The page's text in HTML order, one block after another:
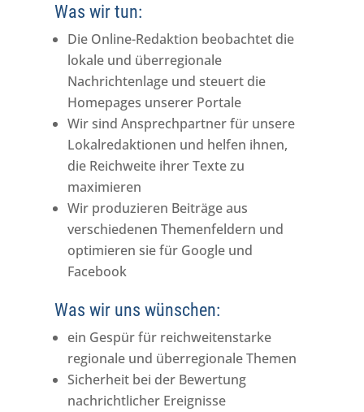
Was wir tun:
Die Online-Redaktion beobachtet die
lokale und überregionale
Nachrichtenlage und steuert die
Homepages unserer Portale
Wir sind Ansprechpartner für unsere
Lokalredaktionen und helfen ihnen,
die Reichweite ihrer Texte zu
maximieren
Wir produzieren Beiträge aus
verschiedenen Themenfeldern und
optimieren sie für Google und
Facebook
Was wir uns wünschen:
ein Gespür für reichweitenstarke
regionale und überregionale Themen
Sicherheit bei der Bewertung
nachrichtlicher Ereignisse